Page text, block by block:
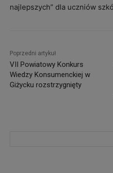
najlepszych” dla uczniów
Poprzedni artykuł
VII Powiatowy Konkurs
Wiedzy Konsumenckiej w
Giżycku rozstrzygnięty